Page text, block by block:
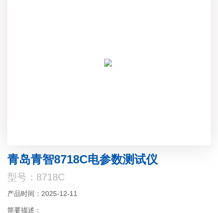
青岛青智8718C电参数测试仪
型号：8718C
产品时间：2025-12-11
简要描述：